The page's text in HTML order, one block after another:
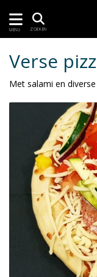
MENU ZOEKEN
Verse
Met salami en